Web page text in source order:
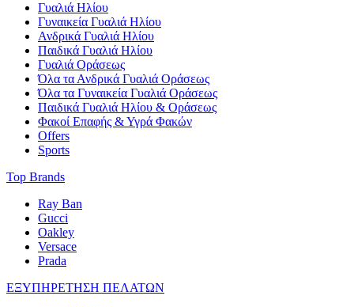
Γυαλιά Ηλίου
Γυναικεία Γυαλιά Ηλίου
Ανδρικά Γυαλιά Ηλίου
Παιδικά Γυαλιά Ηλίου
Γυαλιά Οράσεως
Όλα τα Ανδρικά Γυαλιά Οράσεως
Όλα τα Γυναικεία Γυαλιά Οράσεως
Παιδικά Γυαλιά Ηλίου & Οράσεως
Φακοί Επαφής & Υγρά Φακών
Offers
Sports
Top Brands
Ray Ban
Gucci
Oakley
Versace
Prada
ΕΞΥΠΗΡΕΤΗΣΗ ΠΕΛΑΤΩΝ